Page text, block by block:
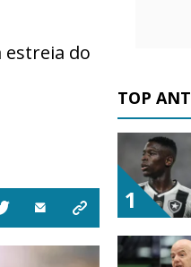
do
TOP
1